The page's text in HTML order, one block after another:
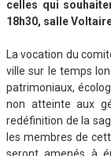
celles qui
18h30, salle
La vocation du
ville sur le temps
patrimoniaux,
non atteinte aux
redéfinition de la
les membres de